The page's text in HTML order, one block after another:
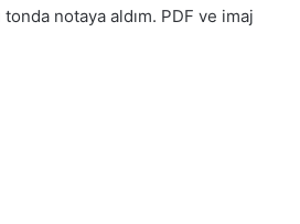
tonda notaya aldım. PDF ve imaj